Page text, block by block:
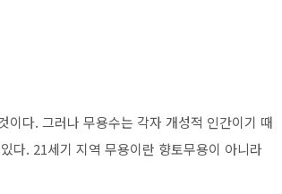
이다. 그러나 무용수는 각자 개성적 인간이기 때
다. 21세기 지역 무용이란 향토무용이 아니라